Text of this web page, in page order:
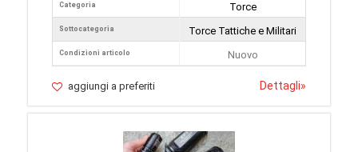
Categoria
Sottocategoria
Condizioni articolo
Torce
Torce Tattiche e Militari
Nuovo
aggiungi a preferiti Dettagli»